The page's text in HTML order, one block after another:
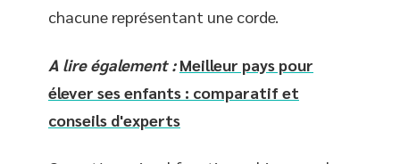
chacune représentant une corde.
A lire également : Meilleur pays pour
élever ses enfants : comparatif et
conseils d'experts